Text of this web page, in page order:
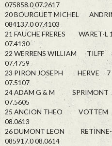
075858.0 07.2617
20 BOURGUET MICHEL
084137.0 07.4103
21 FAUCHE FRERES WARET-
07.4130
22 WERRENS WILLIAM TILFF
07.4759
23 PIRON JOSEPH HERVE
07.5107
24 ADAM G & M SPRIMONT
07.5605
25 ANCION THEO VOTTEM
08.0613
26 DUMONT LEON RETINNE-
085917.0 08.0614